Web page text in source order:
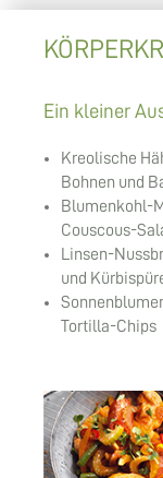
Ein kleiner
Kreolische
Bohnen und
Blumenkohl-
Couscous-
Linsen-
und
Tortilla-Chips